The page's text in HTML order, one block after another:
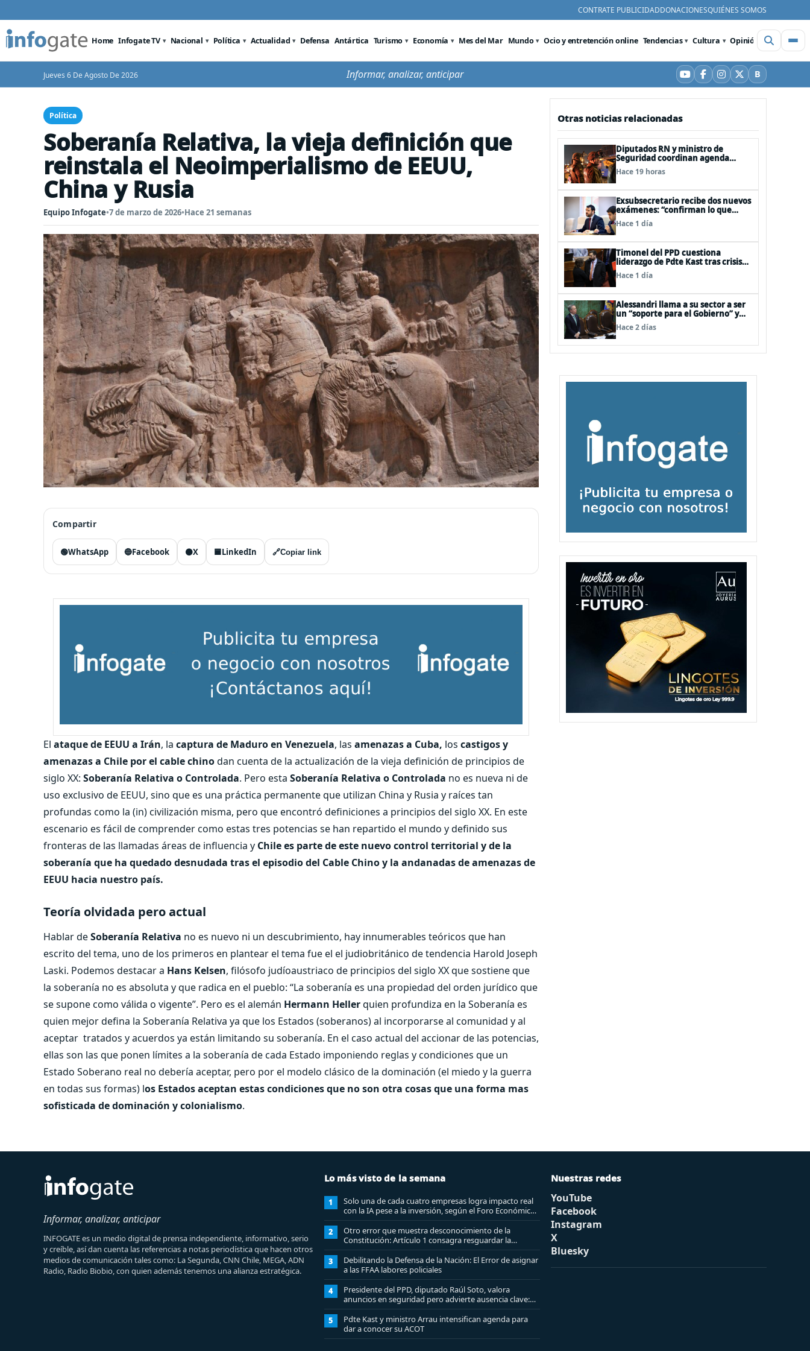
CONTRATE PUBLICIDADDONACIONESQUIÉNES SOMOS
Home Infogate TV Nacional Política Actualidad Defensa Antártica Turismo Economía Mes del Mar Mundo Ocio y entretención online Tendencias Cultura Opinión Videos
Jueves 6 De Agosto De 2026 Informar, analizar, anticipar YouTube
Facebook
Instagram
X BBluesky
Política
Soberanía Relativa, la vieja definición que
reinstala el Neoimperialismo de EEUU,
China y Rusia
Equipo Infogate•7 de marzo de 2026•Hace 21 semanas
Compartir
🟢WhatsApp 🔵Facebook ⚫X 🟦LinkedIn 🔗Copiar link
El ataque de EEUU a Irán, la captura de Maduro en Venezuela, las amenazas a Cuba, los castigos y
amenazas a Chile por el cable chinodan cuenta de la actualización de la vieja definición de principios de
siglo XX: Soberanía Relativa o Controlada. Pero esta Soberanía Relativa o Controlada no es nueva ni de
uso exclusivo de EEUU, sino que es una práctica permanente que utilizan China y Rusia y raíces tan
profundas como la (in) civilización misma, pero que encontró definiciones a principios del siglo XX. En este
escenario es fácil de comprender como estas tres potencias se han repartido el mundo y definido sus
fronteras de las llamadas áreas de influencia y Chile es parte de este nuevo control territorial y de la
soberanía que ha quedado desnudada tras el episodio del Cable Chino y la andanadas de amenazas de
EEUU hacia nuestro país.
Teoría olvidada pero actual
Hablar deSoberanía Relativa no es nuevo ni un descubrimiento, hay innumerables teóricos que han
escrito del tema, uno de los primeros en plantear el tema fue el el judiobritánico de tendencia Harold Joseph
Laski. Podemos destacar a Hans Kelsen, filósofo judíoaustriaco de principios del siglo XX que sostiene que
la soberanía no es absoluta y que radica en el pueblo: “La soberanía es una propiedad del orden jurídico que
se supone como válida o vigente”. Pero es el alemán Hermann Hellerquien profundiza en la Soberanía es
quien mejor defina la Soberanía Relativa ya que los Estados (soberanos) al incorporarse al comunidad y al
aceptar tratados y acuerdos ya están limitando su soberanía. En el caso actual del accionar de las potencias,
ellas son las que ponen límites a la soberanía de cada Estado imponiendo reglas y condiciones que un
Estado Soberano real no debería aceptar, pero por el modelo clásico de la dominación (el miedo y la guerra
en todas sus formas) los Estados aceptan estas condiciones que no son otra cosas que una forma mas
sofisticada de dominación y colonialismo.
Otras noticias relacionadas
Diputados RN y ministro de
Seguridad coordinan agenda
legislativa y fast track de
proyectos
Hace 19 horas
Exsubsecretario recibe dos nuevos
exámenes: “confirman lo que
siempre he dicho que no consumo
droga”
Hace 1 día
Timonel del PPD cuestiona
liderazgo de Pdte Kast tras crisis
interna en el oficialismo: “Es
incapaz de ordenar la casa”
Hace 1 día
Alessandri llama a su sector a ser
un “soporte para el Gobierno” y
evitar peleas internas tras disputa
Squella-Pavez
Hace 2 días
Informar, analizar, anticipar
INFOGATE es un medio digital de prensa independiente, informativo, serio
y creíble, así dan cuenta las referencias a notas periodística que hacen otros
medios de comunicación tales como: La Segunda, CNN Chile, MEGA, ADN
Radio, Radio Biobio, con quien además tenemos una alianza estratégica.
Lo más visto de la semana
1
Solo una de cada cuatro empresas logra impacto real
con la IA pese a la inversión, según el Foro Económico
Mundial
2
Otro error que muestra desconocimiento de la
Constitución: Artículo 1 consagra resguardar la
seguridad nacional y proteger a los ciudadanos
3
Debilitando la Defensa de la Nación: El Error de asignar
a las FFAA labores policiales
4
Presidente del PPD, diputado Raúl Soto, valora
anuncios en seguridad pero advierte ausencia clave:
alzamiento del secreto bancario
5
Pdte Kast y ministro Arrau intensifican agenda para
dar a conocer su ACOT
Nuestras redes
YouTube
Facebook
Instagram
X
Bluesky